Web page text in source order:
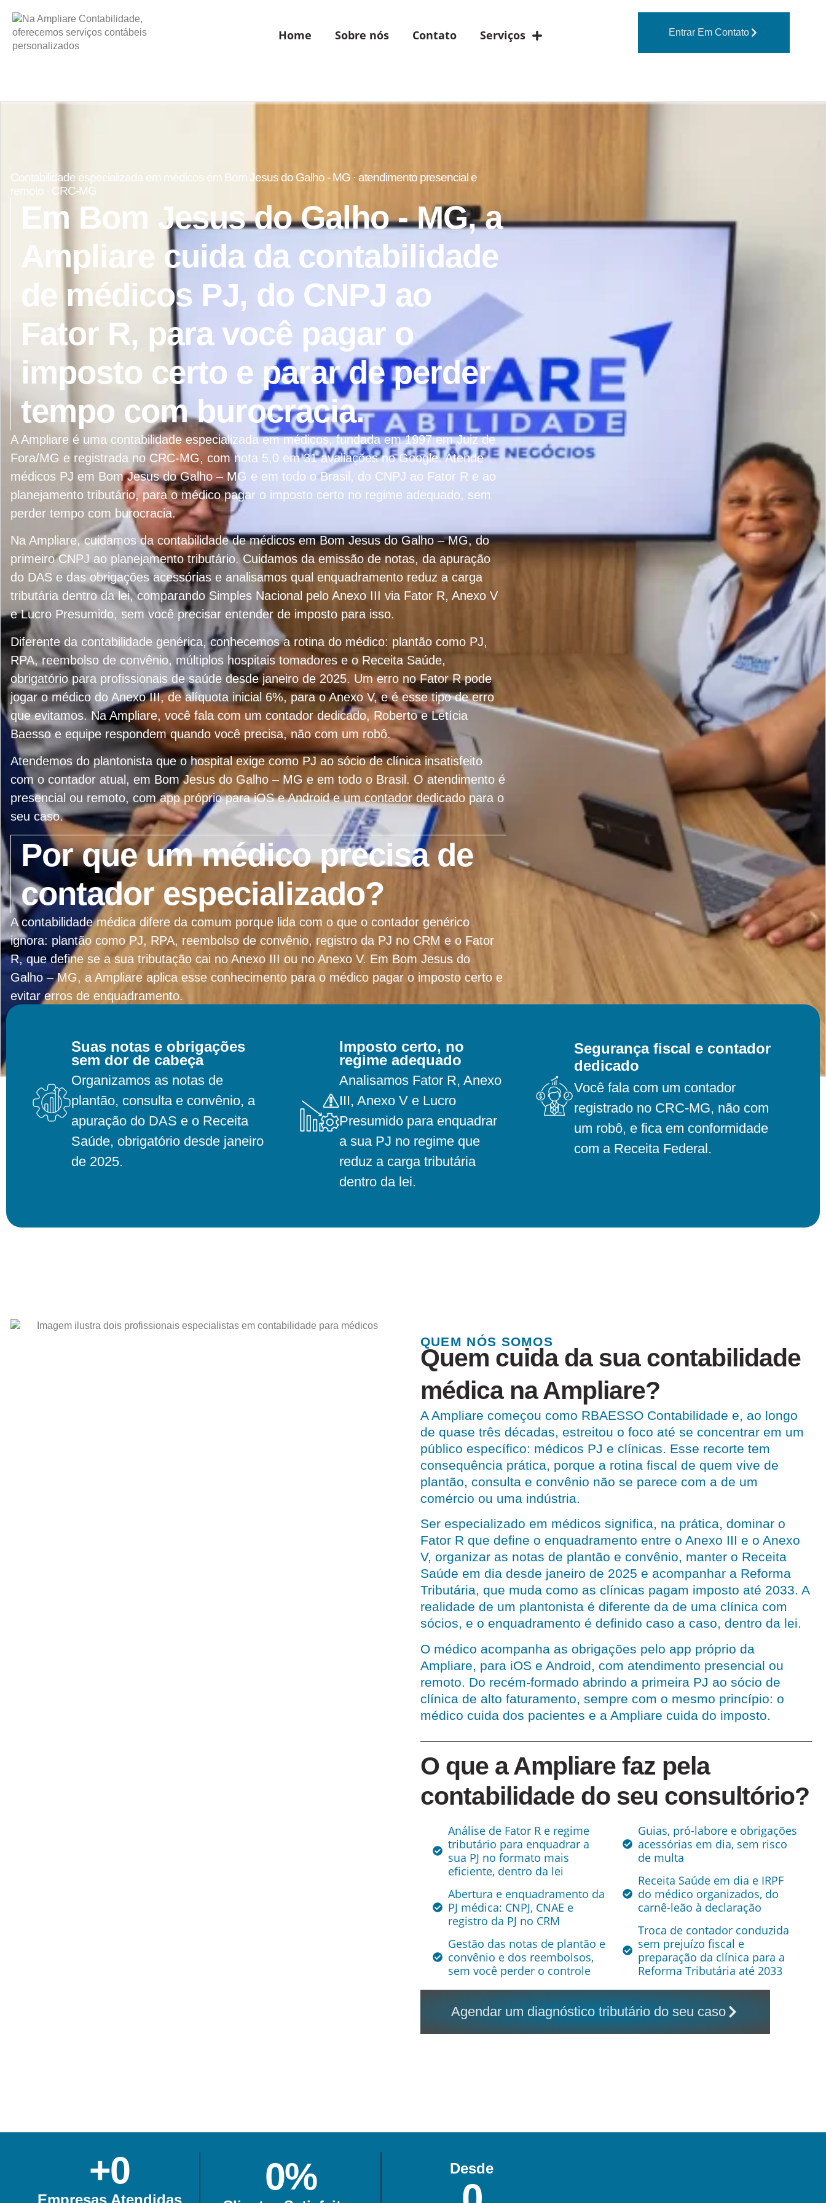
Home Sobre nós Contato Serviços Entrar Em Contato
Contabilidade especializada em médicos em Bom Jesus do Galho - MG · atendimento presencial e
remoto · CRC-MG
Em Bom Jesus do Galho - MG, a
Ampliare cuida da contabilidade
de médicos PJ, do CNPJ ao
Fator R, para você pagar o
imposto certo e parar de perder
tempo com burocracia.
A Ampliare é uma contabilidade especializada em médicos, fundada em 1997 em Juiz de
Fora/MG e registrada no CRC-MG, com nota 5,0 em 31 avaliações no Google. Atende
médicos PJ em Bom Jesus do Galho – MG e em todo o Brasil, do CNPJ ao Fator R e ao
planejamento tributário, para o médico pagar o imposto certo no regime adequado, sem
perder tempo com burocracia.
Na Ampliare, cuidamos da contabilidade de médicos em Bom Jesus do Galho – MG, do
primeiro CNPJ ao planejamento tributário. Cuidamos da emissão de notas, da apuração
do DAS e das obrigações acessórias e analisamos qual enquadramento reduz a carga
tributária dentro da lei, comparando Simples Nacional pelo Anexo III via Fator R, Anexo V
e Lucro Presumido, sem você precisar entender de imposto para isso.
Diferente da contabilidade genérica, conhecemos a rotina do médico: plantão como PJ,
RPA, reembolso de convênio, múltiplos hospitais tomadores e o Receita Saúde,
obrigatório para profissionais de saúde desde janeiro de 2025. Um erro no Fator R pode
jogar o médico do Anexo III, de alíquota inicial 6%, para o Anexo V, e é esse tipo de erro
que evitamos. Na Ampliare, você fala com um contador dedicado, Roberto e Letícia
Baesso e equipe respondem quando você precisa, não com um robô.
Atendemos do plantonista que o hospital exige como PJ ao sócio de clínica insatisfeito
com o contador atual, em Bom Jesus do Galho – MG e em todo o Brasil. O atendimento é
presencial ou remoto, com app próprio para iOS e Android e um contador dedicado para o
seu caso.
Por que um médico precisa de
contador especializado?
A contabilidade médica difere da comum porque lida com o que o contador genérico
ignora: plantão como PJ, RPA, reembolso de convênio, registro da PJ no CRM e o Fator
R, que define se a sua tributação cai no Anexo III ou no Anexo V. Em Bom Jesus do
Galho – MG, a Ampliare aplica esse conhecimento para o médico pagar o imposto certo e
evitar erros de enquadramento.
Entrar Em Contato
Suas notas e obrigações
sem dor de cabeça
Organizamos as notas de
plantão, consulta e convênio, a
apuração do DAS e o Receita
Saúde, obrigatório desde janeiro
de 2025.
Imposto certo, no
regime adequado
Analisamos Fator R, Anexo
III, Anexo V e Lucro
Presumido para enquadrar
a sua PJ no regime que
reduz a carga tributária
dentro da lei.
Segurança fiscal e contador
dedicado
Você fala com um contador
registrado no CRC-MG, não com
um robô, e fica em conformidade
com a Receita Federal.
QUEM NÓS SOMOS
Quem cuida da sua contabilidade
médica na Ampliare?
A Ampliare começou como RBAESSO Contabilidade e, ao longo
de quase três décadas, estreitou o foco até se concentrar em um
público específico: médicos PJ e clínicas. Esse recorte tem
consequência prática, porque a rotina fiscal de quem vive de
plantão, consulta e convênio não se parece com a de um
comércio ou uma indústria.
Ser especializado em médicos significa, na prática, dominar o
Fator R que define o enquadramento entre o Anexo III e o Anexo
V, organizar as notas de plantão e convênio, manter o Receita
Saúde em dia desde janeiro de 2025 e acompanhar a Reforma
Tributária, que muda como as clínicas pagam imposto até 2033. A
realidade de um plantonista é diferente da de uma clínica com
sócios, e o enquadramento é definido caso a caso, dentro da lei.
O médico acompanha as obrigações pelo app próprio da
Ampliare, para iOS e Android, com atendimento presencial ou
remoto. Do recém-formado abrindo a primeira PJ ao sócio de
clínica de alto faturamento, sempre com o mesmo princípio: o
médico cuida dos pacientes e a Ampliare cuida do imposto.
O que a Ampliare faz pela
contabilidade do seu consultório?
Análise de Fator R e regime
tributário para enquadrar a
sua PJ no formato mais
eficiente, dentro da lei
Abertura e enquadramento da
PJ médica: CNPJ, CNAE e
registro da PJ no CRM
Gestão das notas de plantão e
convênio e dos reembolsos,
sem você perder o controle
Guias, pró-labore e obrigações
acessórias em dia, sem risco
de multa
Receita Saúde em dia e IRPF
do médico organizados, do
carnê-leão à declaração
Troca de contador conduzida
sem prejuízo fiscal e
preparação da clínica para a
Reforma Tributária até 2033
Agendar um diagnóstico tributário do seu caso
+0 0% Desde